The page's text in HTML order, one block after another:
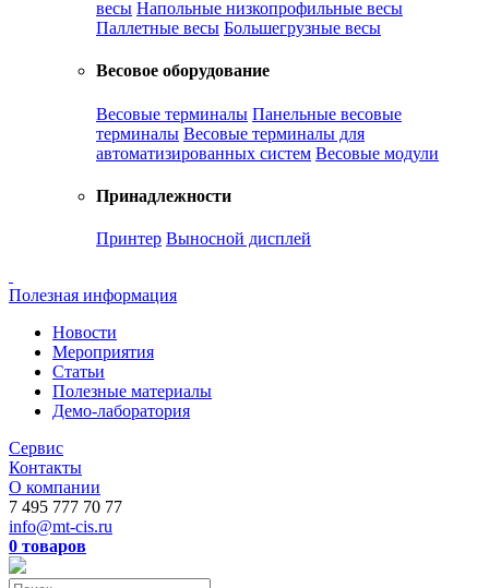
весы Напольные низкопрофильные весы
Паллетные весы Большегрузные весы
Весовое оборудование
Весовые терминалы Панельные весовые
терминалы Весовые терминалы для
автоматизированных систем Весовые модули
Принадлежности
Принтер Выносной дисплей
Полезная информация
Новости
Мероприятия
Статьи
Полезные материалы
Демо-лаборатория
Сервис
Контакты
О компании
7 495 777 70 77
info@mt-cis.ru
0 товаров